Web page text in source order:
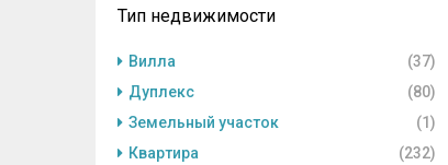
Тип недвижимости
Вилла
(37)
Дуплекс
(80)
Земельный участок
(1)
Квартира
(232)